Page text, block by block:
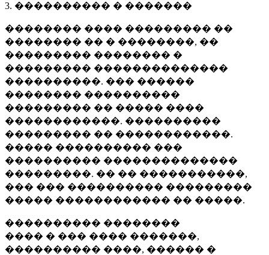
3. ���������� � �������
�������� ���� ��������� ��
�������� �� � ��������, ��
��������� �������� �
��������� ��������������
����������. ��� ������
�������� ����������
��������� �� ����� ����
������������. ����������
��������� �� ������������.
����� ���������� ���
���������� ��������������
���������. �� �� �����������,
��� ��� ���������� ���������
����� ������������ �� �����.
���������� ��������
���� � ��� ���� �������,
���������� ����, ������ �